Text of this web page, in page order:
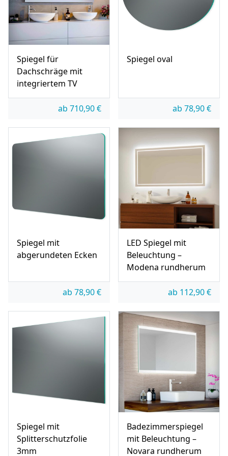
Spiegel für
Dachschräge mit
integriertem TV
ab 710,90€
Spiegel oval
ab 78,90€
Spiegel mit
abgerundeten Ecken
ab 78,90€
LED Spiegel mit
Beleuchtung –
Modena rundherum
ab 112,90€
Spiegel mit
Splitterschutzfolie
3mm
Badezimmerspiegel
mit Beleuchtung –
Novara rundherum